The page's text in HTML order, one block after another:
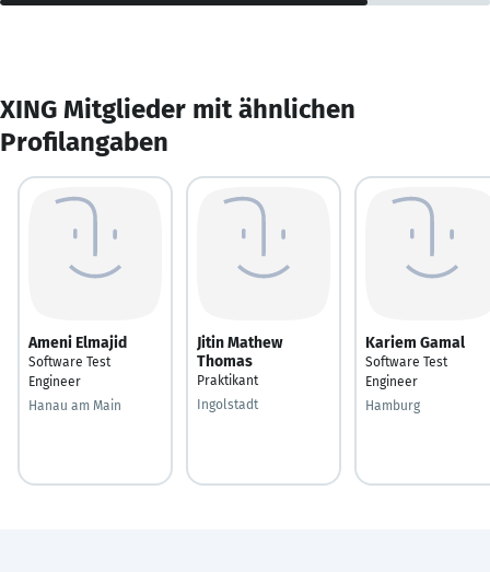
XING Mitglieder mit ähnlichen
Profilangaben
Ameni Elmajid
Software Test
Engineer
Hanau am Main
Jitin Mathew
Thomas
Praktikant
Ingolstadt
Kariem Gamal
Software Test
Engineer
Hamburg